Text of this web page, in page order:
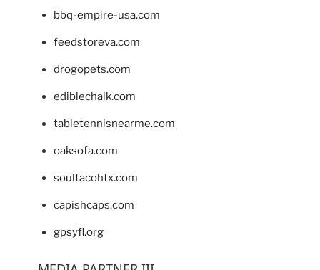
bbq-empire-usa.com
feedstoreva.com
drogopets.com
ediblechalk.com
tabletennisnearme.com
oaksofa.com
soultacohtx.com
capishcaps.com
gpsyfl.org